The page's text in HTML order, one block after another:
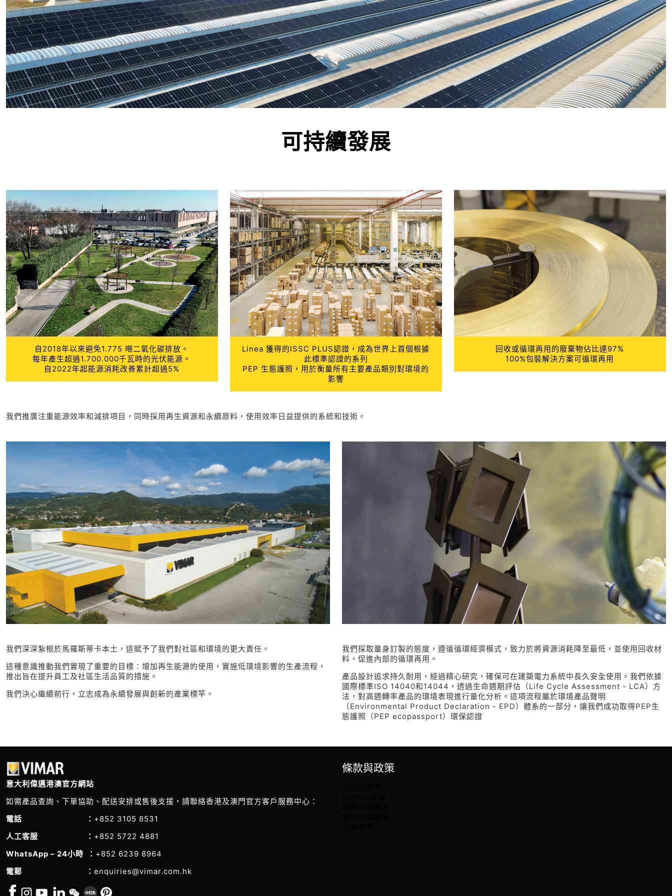
可持續發展
自2018年以來避免1.775 噸二氧化碳排放。
每年產生超過1.700.000千瓦時的光伏能源。
自2022年起能源消耗改善累計超過5%
Linea 獲得的ISSC PLUS認證，成為世界上首個根據
此標準認證的系列
PEP 生態護照，用於衡量所有主要產品類別對環境的
影響
回收或循環再用的廢棄物佔比達97%
100%包裝解決方案可循環再用
我們推廣注重能源效率和減排項目，同時採用再生資源和永續原料，使用效率日益提供的系統和技術。
我們深深紮根於馬羅斯蒂卡本土，這賦予了我們對社區和環境的更大責任。
這種意識推動我們實現了重要的目標：增加再生能源的使用，實施低環境影響的生產流程，
推出旨在提升員工及社區生活品質的措施。
我們決心繼續前行，立志成為永續發展與創新的產業標竿。
我們採取量身訂製的態度，遵循循環經濟模式，致力於將資源消耗降至最低，並使用回收材
料，促進內部的循環再用。
產品設計追求持久耐用，經過精心研究，確保可在建築電力系統中長久安全使用。我們依據
國際標準ISO 14040和14044，透過生命週期評估（Life Cycle Assessment - LCA）方
法，對高週轉率產品的環境表現進行量化分析。這項流程屬於環境產品聲明
（Environmental Product Declaration - EPD）體系的一部分，讓我們成功取得PEP生
態護照（PEP ecopassport）環保認證
意大利偉邁港澳官方網站
如需產品查詢、下單協助、配送安排或售後支援，請聯絡香港及澳門官方客戶服務中心：
電話 ： +852 3105 8531
人工客服 ： +852 5722 4881
WhatsApp – 24小時 ： +852 6239 8964
電郵 ： enquiries@vimar.com.hk
條款與政策